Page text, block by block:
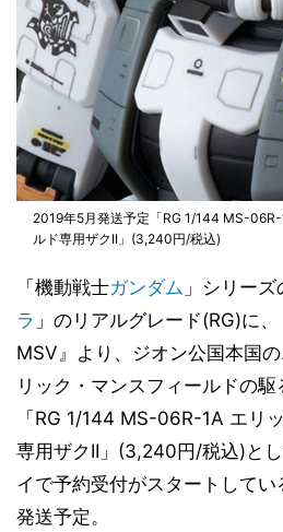
2019年5月発送予定「RG 1/144 MS-
ルド専用ザクII」(3,240円/税込)
「機動戦士ガンダム 」シリーズ
ラ 」のリアルグレード(RG)に
MSV』より、ジオン公国本国
リック・マンスフィールドの駆
「RG 1/144 MS-06R-1A エリ
専用ザクII」(3,240円/税込)と
イで予約受付がスタートして
発送予定。